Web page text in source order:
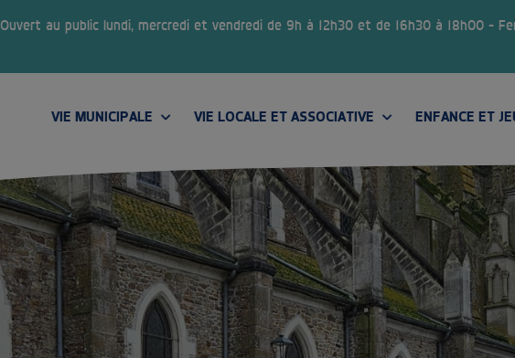
Ouvert au public lundi, mercredi et vendredi de 9h à 12h30 et de 16h30 à 18h00 –
VIE MUNICIPALE VIE LOCALE ET ASSOCIATIVE ENFANCE ET